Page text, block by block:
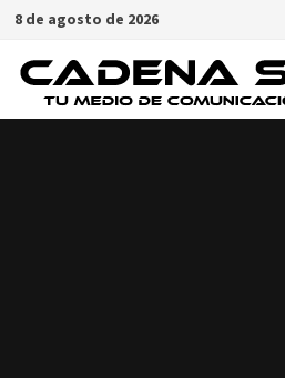
Saltar
contenido
8 de agosto de 2026